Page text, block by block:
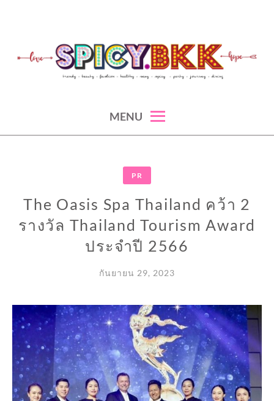
content
MENU
PR
The Oasis Spa Thailand คว้า 2
รางวัล Thailand Tourism Award
ประจำปี 2566
กันยายน 29, 2023